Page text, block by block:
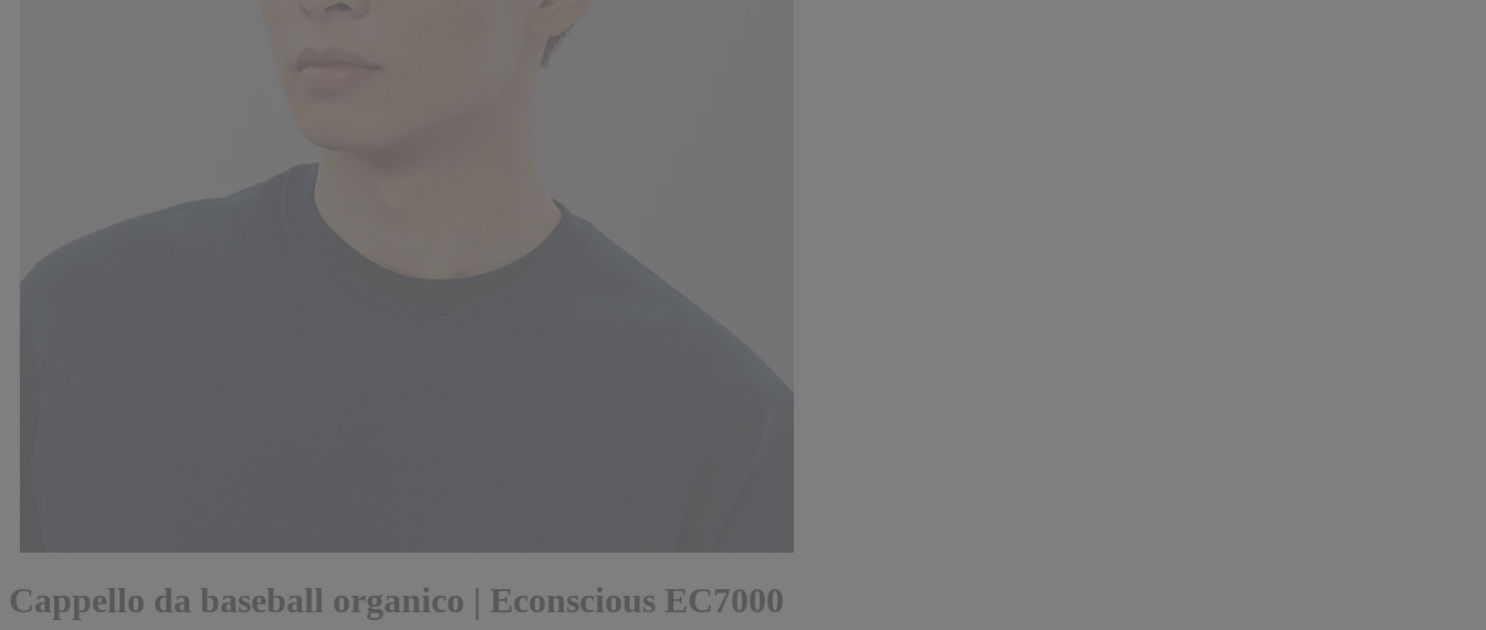
Cappello da baseball organico | Econscious EC7000